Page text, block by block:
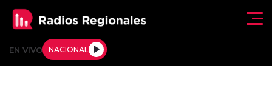
EN VIVO NACIONAL